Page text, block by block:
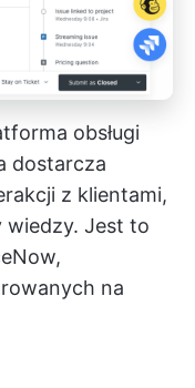
obsługi
dostarcza
z klientami,
Jest to
na